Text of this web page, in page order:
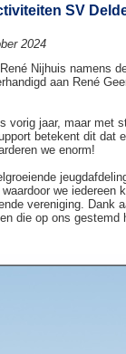
SV
2024
Nijhuis namens
aan René
vorig jaar, maar met
betekent dit dat
we enorm!
we iedereen
vereniging. Dank
die op ons gestemd